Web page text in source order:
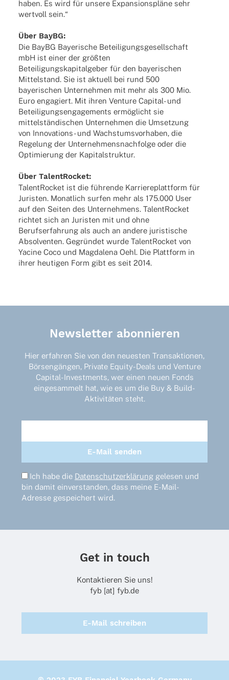
haben. Es wird für unsere Expan­si­ons­pläne sehr
wert­voll sein.“
Über BayBG:
Die BayBG Baye­ri­sche Betei­li­gungs­ge­sell­schaft
mbH ist einer der größ­ten
Betei­li­gungs­ka­pi­tal­ge­ber für den baye­ri­schen
Mittel­stand. Sie ist aktu­ell bei rund 500
baye­ri­schen Unter­neh­men mit mehr als 300 Mio.
Euro enga­giert. Mit ihren Venture Capi­­tal- und
Betei­li­gungs­en­ga­ge­ments ermög­licht sie
mittel­stän­di­schen Unter­neh­men die Umset­zung
von Inno­­va­­ti­ons- und Wachs­tums­vor­ha­ben, die
Rege­lung der Unter­neh­mens­nach­folge oder die
Opti­mie­rung der Kapitalstruktur.
Über Talen­tRo­cket:
Talen­tRo­cket ist die führende Karrie­re­platt­form für
Juris­ten. Monat­lich surfen mehr als 175.000 User
auf den Seiten des Unter­neh­mens. Talen­tRo­cket
rich­tet sich an Juris­ten mit und ohne
Berufs­er­fah­rung als auch an andere juris­ti­sche
Absol­ven­ten. Gegrün­det wurde Talen­tRo­cket von
Yacine Coco und Magda­lena Oehl. Die Platt­form in
ihrer heuti­gen Form gibt es seit 2014.
Newsletter abonnieren
Hier erfahren Sie von den neuesten Transaktionen,
Börsengängen, Private Equity-Deals und Venture
Capital-Investments, wer einen neuen Fonds
eingesammelt hat, wie es um die Buy & Build-
Aktivitäten steht.
Ich habe die Datenschutzerklärung gelesen und
bin damit einverstanden, dass meine E-Mail-
Adresse gespeichert wird.
Get in touch
Kontaktieren Sie uns!
fyb [at] fyb.de
E-Mail schreiben